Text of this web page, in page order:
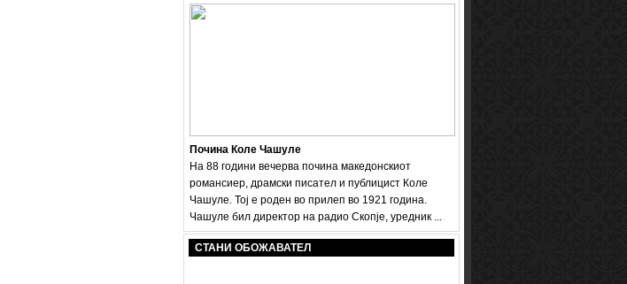
Почина Коле Чашуле
На 88 години вечерва почина македонскиот
романсиер, драмски писател и публицист Коле
Чашуле. Тој е роден во прилеп во 1921 година.
Чашуле бил директор на радио Скопје, уредник ...
СТАНИ ОБОЖАВАТЕЛ